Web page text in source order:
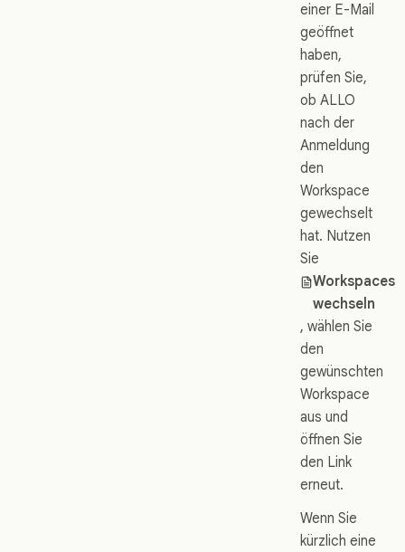
einer E-Mail
geöffnet
haben,
prüfen Sie,
ob ALLO
nach der
Anmeldung
den
Workspace
gewechselt
hat. Nutzen
Sie
Workspaces
wechseln
, wählen Sie
den
gewünschten
Workspace
aus und
öffnen Sie
den Link
erneut.
Wenn Sie
kürzlich eine